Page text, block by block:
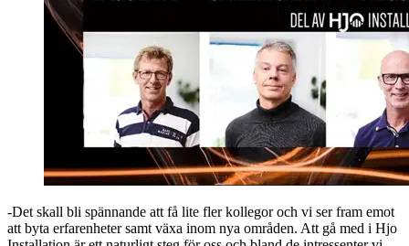
-Det skall bli spännande att få lite fler kollegor och vi ser fram emot
att byta erfarenheter samt växa inom nya områden. Att gå med i Hjo